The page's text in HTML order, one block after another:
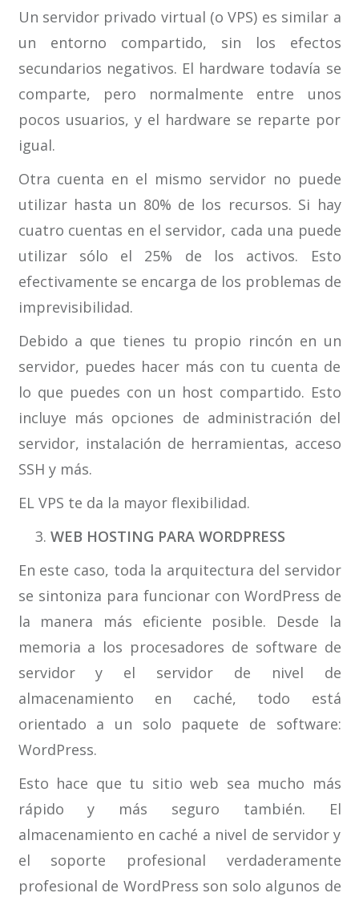
Un servidor privado virtual (o VPS) es similar a
un entorno compartido, sin los efectos
secundarios negativos. El hardware todavía se
comparte, pero normalmente entre unos
pocos usuarios, y el hardware se reparte por
igual.
Otra cuenta en el mismo servidor no puede
utilizar hasta un 80% de los recursos. Si hay
cuatro cuentas en el servidor, cada una puede
utilizar sólo el 25% de los activos. Esto
efectivamente se encarga de los problemas de
imprevisibilidad.
Debido a que tienes tu propio rincón en un
servidor, puedes hacer más con tu cuenta de
lo que puedes con un host compartido. Esto
incluye más opciones de administración del
servidor, instalación de herramientas, acceso
SSH y más.
EL VPS te da la mayor flexibilidad.
WEB HOSTING PARA WORDPRESS
En este caso, toda la arquitectura del servidor
se sintoniza para funcionar con WordPress de
la manera más eficiente posible. Desde la
memoria a los procesadores de software de
servidor y el servidor de nivel de
almacenamiento en caché, todo está
orientado a un solo paquete de software:
WordPress.
Esto hace que tu sitio web sea mucho más
rápido y más seguro también. El
almacenamiento en caché a nivel de servidor y
el soporte profesional verdaderamente
profesional de WordPress son solo algunos de